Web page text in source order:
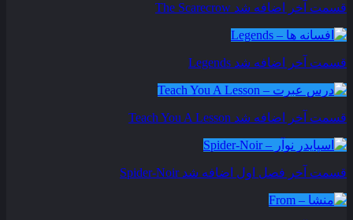
قسمت آخر اضافه شد The Scarecrow
قسمت آخر اضافه شد Legends
قسمت آخر اضافه شد Teach You A Lesson
قسمت آخر فصل اول اضافه شد Spider-Noir